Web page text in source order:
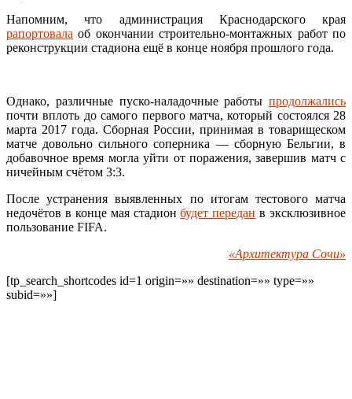
Напомним, что администрация Краснодарского края
рапортовала об окончании строительно-монтажных работ по
реконструкции стадиона ещё в конце ноября прошлого года.
Однако, различные пуско-наладочные работы продолжались
почти вплоть до самого первого матча, который состоялся 28
марта 2017 года. Сборная России, принимая в товарищеском
матче довольно сильного соперника — сборную Бельгии, в
добавочное время могла уйти от поражения, завершив матч с
ничейным счётом 3:3.
После устранения выявленных по итогам тестового матча
недочётов в конце мая стадионбудет передан в эксклюзивное
пользование FIFA.
«Архитектура Сочи»
[tp_search_shortcodes id=1 origin=»» destination=»» type=»»
subid=»»]